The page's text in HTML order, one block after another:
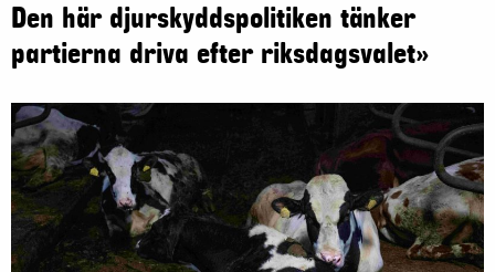
Den här djurskyddspolitiken tänker
partierna driva efter riksdagsvalet»